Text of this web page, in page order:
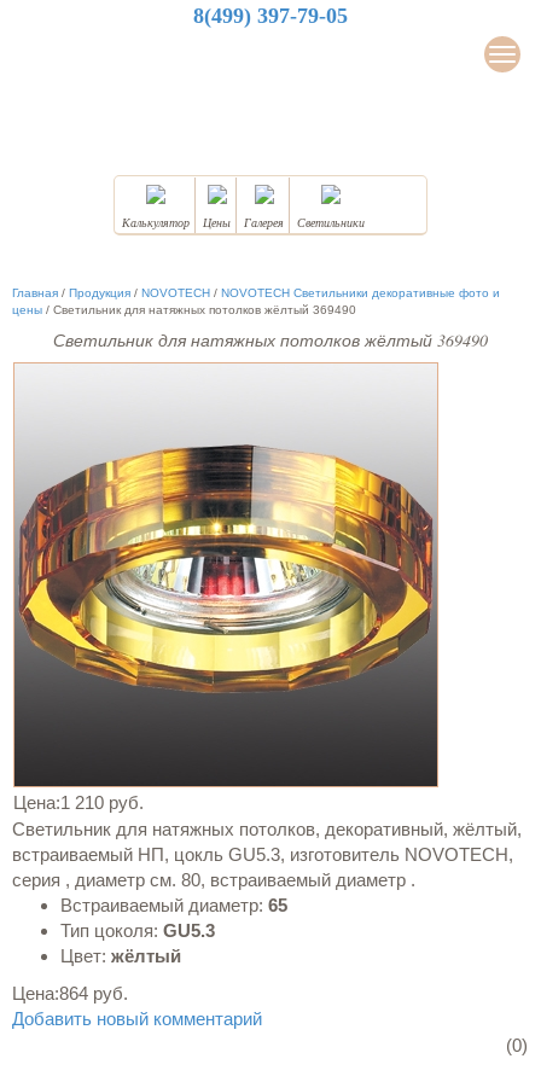
8(499) 397-79-05
Калькулятор Цены Галерея Светильники
Главная / Продукция / NOVOTECH / NOVOTECH Светильники декоративные фото и
цены / Светильник для натяжных потолков жёлтый 369490
Светильник для натяжных потолков жёлтый 369490
Цена:1 210 руб.
Светильник для натяжных потолков, декоративный, жёлтый,
встраиваемый НП, цокль GU5.3, изготовитель NOVOTECH,
серия , диаметр см. 80, встраиваемый диаметр .
Встраиваемый диаметр: 65
Тип цоколя: GU5.3
Цвет: жёлтый
Цена:864 руб.
Добавить новый комментарий
(0)